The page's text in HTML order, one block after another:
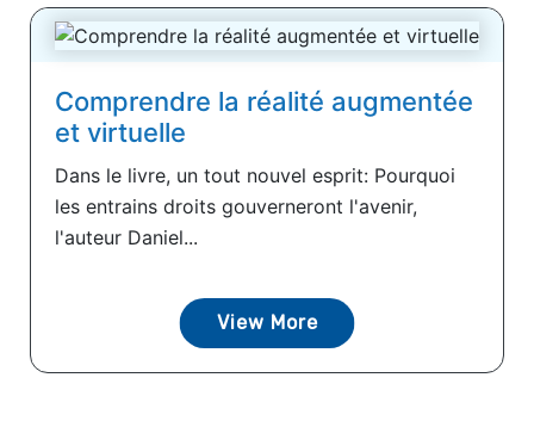
Comprendre la réalité augmentée
et virtuelle
Dans le livre, un tout nouvel esprit: Pourquoi
les entrains droits gouverneront l'avenir,
l'auteur Daniel...
View More